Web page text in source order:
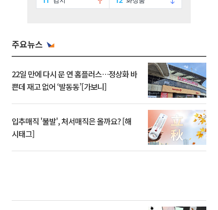
주요뉴스
22일 만에 다시 문 연 홈플러스…정상화 바
쁜데 재고 없어 ‘발동동’[가보니]
입추매직 '불발', 처서매직은 올까요? [해
시태그]